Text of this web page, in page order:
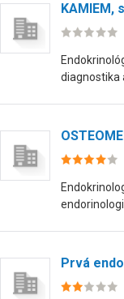
KAMIEM,
diagnostika
Prvá